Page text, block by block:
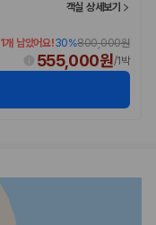
객실 상세보기
1개 남았어요!30%800,000원
555,000원/1박